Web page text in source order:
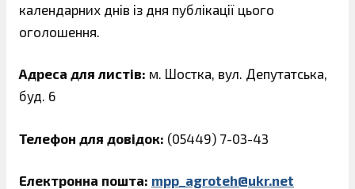
календарних днів із дня публікації цього
оголошення.
Адреса для листів: м. Шостка, вул. Депутатська,
буд. 6
Телефон для довідок: (05449) 7-03-43
Електронна пошта: mpp_agroteh@ukr.net